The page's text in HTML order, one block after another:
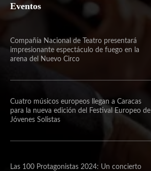
Eventos
Compañía Nacional de Teatro presentará
impresionante espectáculo de fuego en la
arena del Nuevo Circo
Cuatro músicos europeos llegan a Caracas
para la nueva edición del Festival Europeo de
Jóvenes Solistas
Las 100 Protagonistas 2024: Un concierto